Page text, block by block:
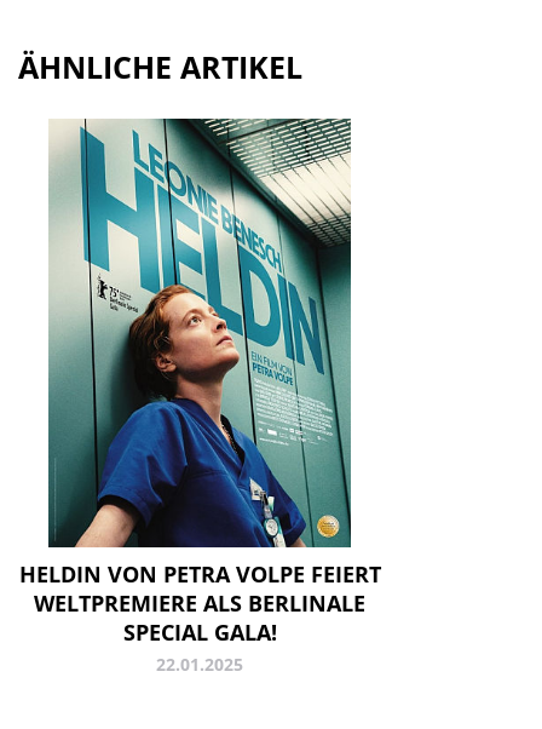
ÄHNLICHE ARTIKEL
HELDIN VON PETRA VOLPE FEIERT
WELTPREMIERE ALS BERLINALE
SPECIAL GALA!
22.01.2025